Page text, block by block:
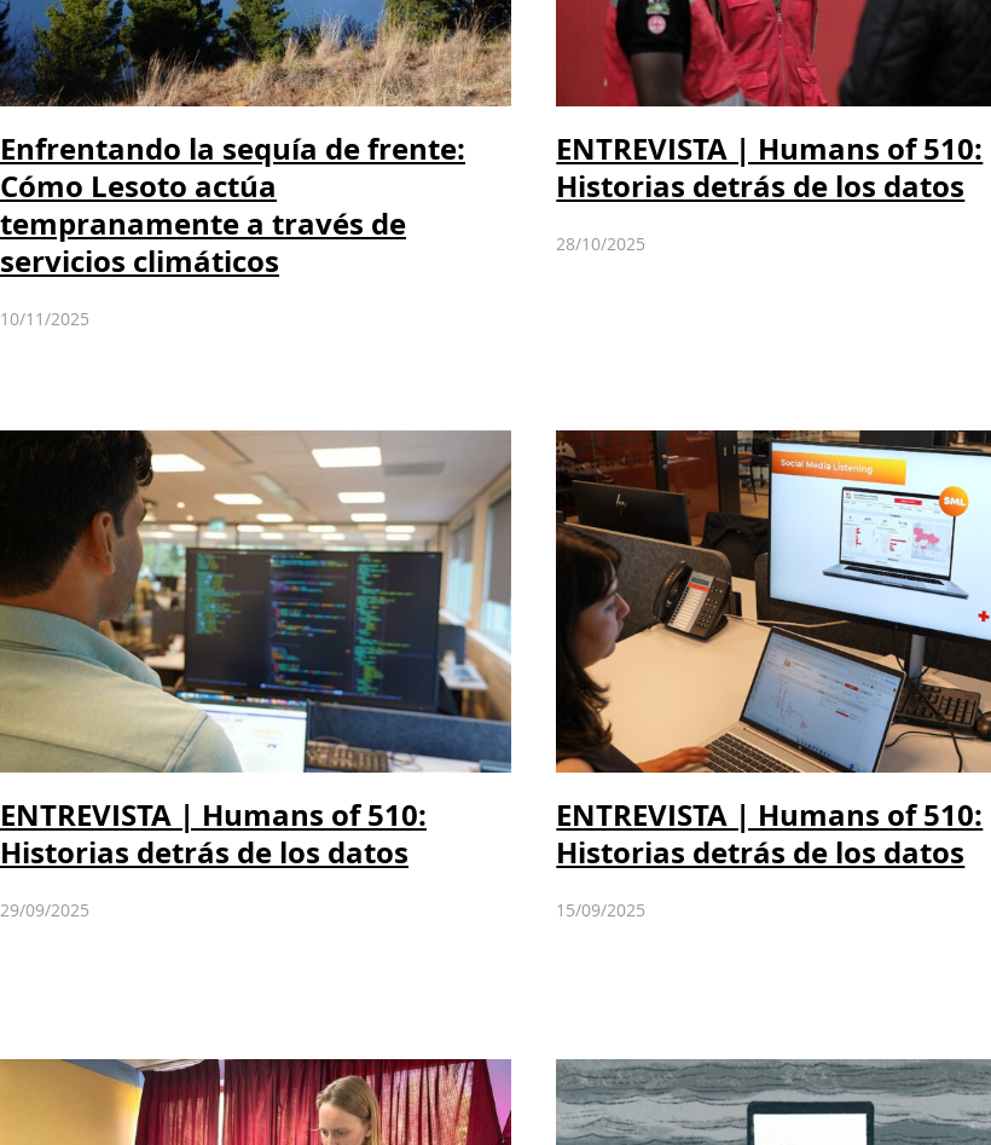
Enfrentando la sequía de frente:
Cómo Lesoto actúa
tempranamente a través de
servicios climáticos
10/11/2025
ENTREVISTA | Humans of 510:
Historias detrás de los datos
28/10/2025
ENTREVISTA | Humans of 510:
Historias detrás de los datos
29/09/2025
ENTREVISTA | Humans of 510:
Historias detrás de los datos
15/09/2025